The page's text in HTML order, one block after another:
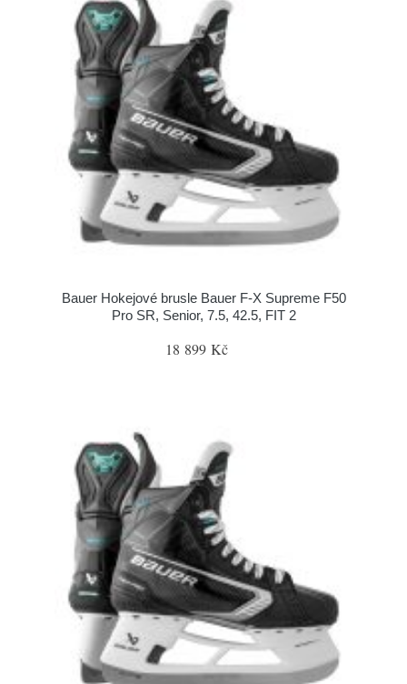
Bauer Hokejové brusle Bauer F-X Supreme F50
Pro SR, Senior, 7.5, 42.5, FIT 2
18 899 Kč